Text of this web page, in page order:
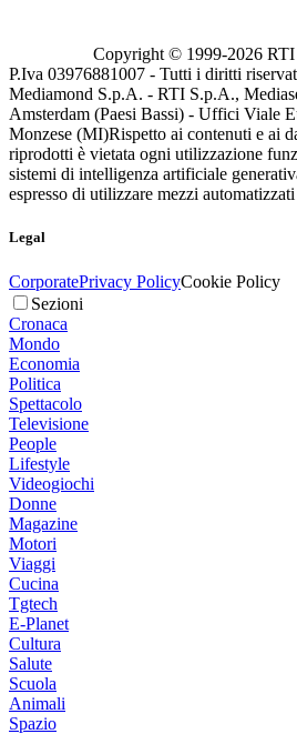
Copyright © 1999-2026 RTI
P.Iva 03976881007 - Tutti i diritti
Mediamond S.p.A. - RTI S.p.A.,
Amsterdam (Paesi Bassi) - Uffici Viale
Monzese (MI)Rispetto ai contenuti e ai
riprodotti è vietata ogni utilizzazione
sistemi di intelligenza artificiale
espresso di utilizzare mezzi
Legal
CorporatePrivacy PolicyCookie Policy
Sezioni
Cronaca
Mondo
Economia
Politica
Spettacolo
Televisione
People
Lifestyle
Videogiochi
Donne
Magazine
Motori
Viaggi
Cucina
Tgtech
E-Planet
Cultura
Salute
Scuola
Animali
Spazio